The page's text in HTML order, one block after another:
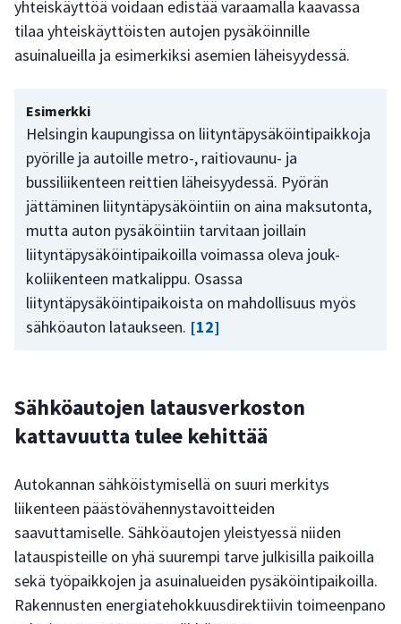
yhteiskäyttöä voidaan edistää varaamalla kaavassa
tilaa yhteiskäyttöisten autojen pysäköinnille
asuinalueilla ja esimerkiksi asemien läheisyydessä.
Esimerkki
Helsingin kaupungissa on liityntäpysäköintipaikkoja
pyörille ja autoille metro-, raitiovaunu- ja
bussiliikenteen reittien läheisyydessä. Pyörän
jättäminen liityntäpysäköintiin on aina maksutonta,
mutta auton pysäköintiin tarvitaan joillain
liityntäpysäköintipaikoilla voimassa oleva jouk-
koliikenteen matkalippu. Osassa
liityntäpysäköintipaikoista on mahdollisuus myös
sähköauton lataukseen. [12]
Sähköautojen latausverkoston
kattavuutta tulee kehittää
Autokannan sähköistymisellä on suuri merkitys
liikenteen päästövähennystavoitteiden
saavuttamiselle. Sähköautojen yleistyessä niiden
latauspisteille on yhä suurempi tarve julkisilla paikoilla
sekä työpaikkojen ja asuinalueiden pysäköintipaikoilla.
Rakennusten energiatehokkuusdirektiivin toimeenpano